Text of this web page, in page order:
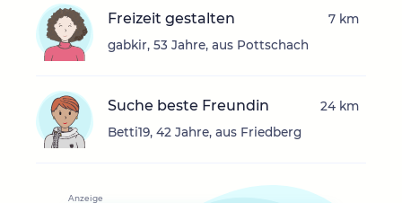
Freizeit gestalten
gabkir, 53 Jahre, aus Pottschach
7 km
Suche beste Freundin
Betti19, 42 Jahre, aus Friedberg
24 km